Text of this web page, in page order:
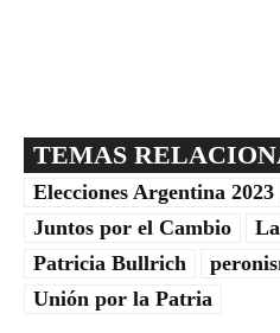
TEMAS
Elecciones Argentina 2023
Juntos por el Cambio
Patricia Bullrich
Unión por la Patria